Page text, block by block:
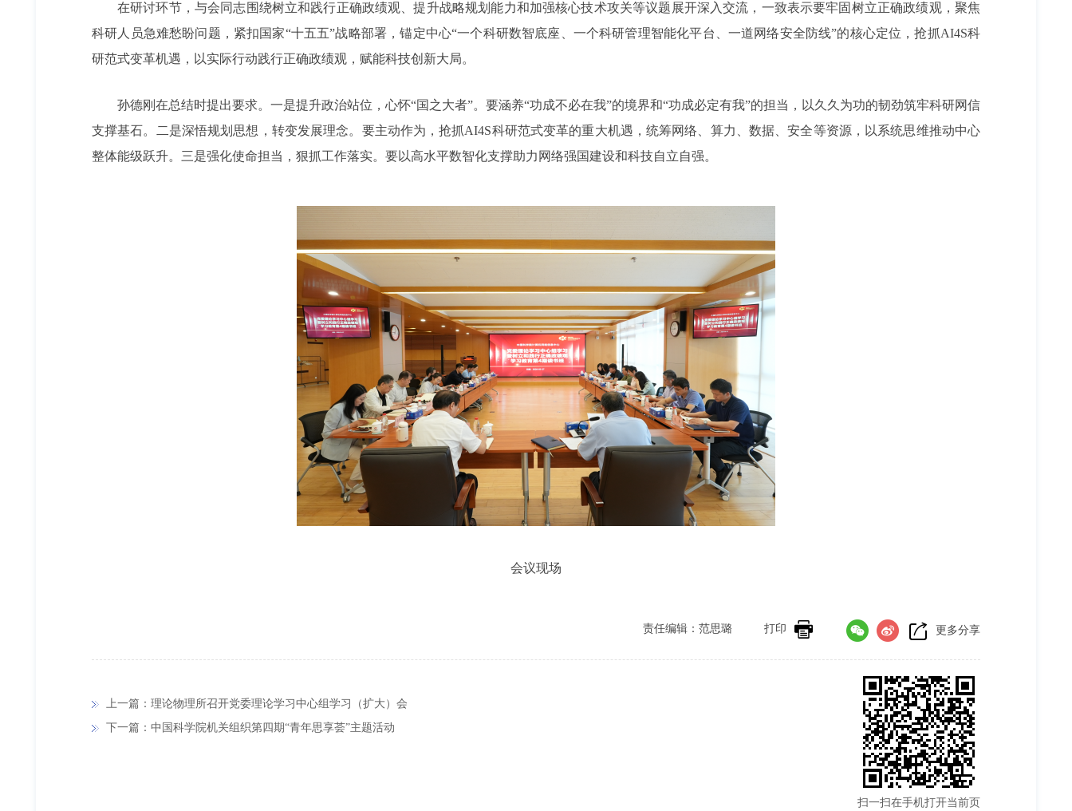
在研讨环节，与会同志围绕树立和践行正确政绩观、提升战略规划能力和加强核心技术攻关等议题展开深入交流，一致表示要牢固树立正确政绩观，聚焦
科研人员急难愁盼问题，紧扣国家“十五五”战略部署，锚定中心“一个科研数智底座、一个科研管理智能化平台、一道网络安全防线”的核心定位，抢抓AI4S科
研范式变革机遇，以实际行动践行正确政绩观，赋能科技创新大局。
孙德刚在总结时提出要求。一是提升政治站位，心怀“国之大者”。要涵养“功成不必在我”的境界和“功成必定有我”的担当，以久久为功的韧劲筑牢科研网信
支撑基石。二是深悟规划思想，转变发展理念。要主动作为，抢抓AI4S科研范式变革的重大机遇，统筹网络、算力、数据、安全等资源，以系统思维推动中心
整体能级跃升。三是强化使命担当，狠抓工作落实。要以高水平数智化支撑助力网络强国建设和科技自立自强。
会议现场
更多分享
打印
责任编辑：范思璐
上一篇：理论物理所召开党委理论学习中心组学习（扩大）会
下一篇：中国科学院机关组织第四期“青年思享荟”主题活动
扫一扫在手机打开当前页